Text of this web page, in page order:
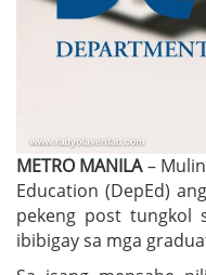
METRO MANILA–
Education (DepEd)
pekeng post tungkol
ibibigay sa mga